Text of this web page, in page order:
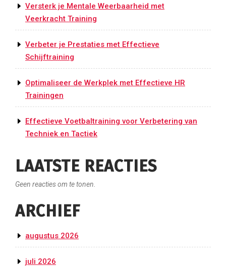
Versterk je Mentale Weerbaarheid met
Veerkracht Training
Verbeter je Prestaties met Effectieve
Schijftraining
Optimaliseer de Werkplek met Effectieve HR
Trainingen
Effectieve Voetbaltraining voor Verbetering van
Techniek en Tactiek
LAATSTE REACTIES
Geen reacties om te tonen.
ARCHIEF
augustus 2026
juli 2026